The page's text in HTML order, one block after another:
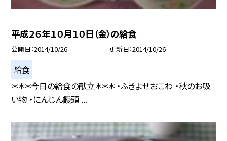
平成２６年１０月１０日（金）の給食
公開日 2014/10/26 更新日 2014/10/26
給食
＊＊＊今日の給食の献立＊＊＊ ・ふきよせおこわ ・秋のお吸
い物 ・にんじん饅頭 ...